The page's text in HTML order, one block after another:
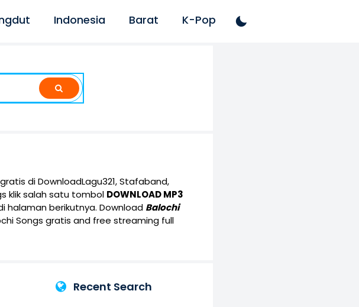
Indonesia Barat K-Pop
di DownloadLagu321, Stafaband,
klik salah satu tombol DOWNLOAD MP3
halaman berikutnya. Download Balochi
Songs gratis and free streaming full
Recent Search